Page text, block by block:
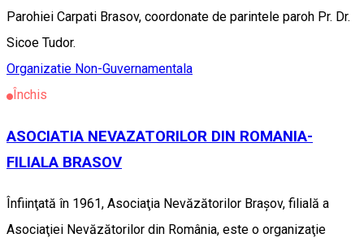
Parohiei Carpati Brasov, coordonate de parintele paroh Pr. Dr.
Sicoe Tudor.
Organizatie Non-Guvernamentala
Închis
ASOCIATIA NEVAZATORILOR DIN ROMANIA-
FILIALA BRASOV
Înfiinţată în 1961, Asociaţia Nevăzătorilor Braşov, filială a
Asociaţiei Nevăzătorilor din România, este o organizaţie